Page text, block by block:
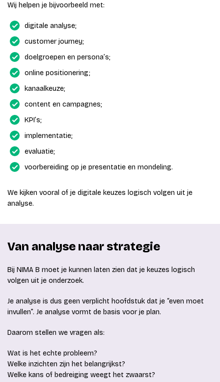
Wij helpen je bijvoorbeeld met:
digitale analyse;
customer journey;
doelgroepen en persona’s;
online positionering;
kanaalkeuze;
content en campagnes;
KPI’s;
implementatie;
evaluatie;
voorbereiding op je presentatie en mondeling.
We kijken vooral of je digitale keuzes logisch volgen uit je
analyse.
Van analyse naar strategie
Bij NIMA B moet je kunnen laten zien dat je keuzes logisch
volgen uit je onderzoek.
Je analyse is dus geen verplicht hoofdstuk dat je “even moet
invullen”. Je analyse vormt de basis voor je plan.
Daarom stellen we vragen als:
Wat is het echte probleem?
Welke inzichten zijn het belangrijkst?
Welke kans of bedreiging weegt het zwaarst?